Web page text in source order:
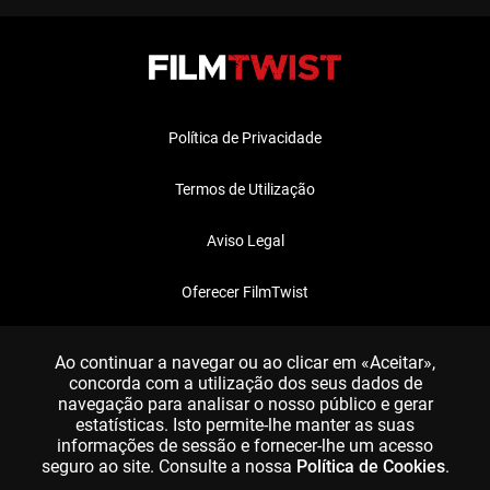
Política de Privacidade
Termos de Utilização
Aviso Legal
Oferecer FilmTwist
Ao continuar a navegar ou ao clicar em «Aceitar»,
concorda com a utilização dos seus dados de
navegação para analisar o nosso público e gerar
estatísticas. Isto permite-lhe manter as suas
informações de sessão e fornecer-lhe um acesso
seguro ao site. Consulte a nossa Política de Cookies.